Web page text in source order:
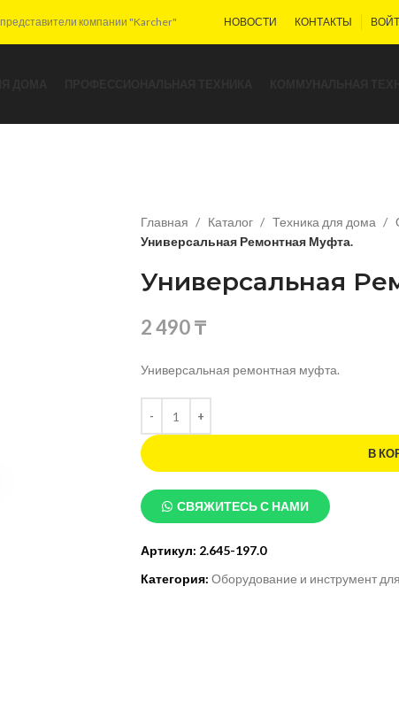
компании "Karcher" НОВОСТИ КОНТАКТЫ
Главная Каталог Техника для дома
Универсальная Ремонтная Муфта.
Универсальная
2 490₸
Универсальная ремонтная муфта.
В
СВЯЖИТЕСЬ С НАМИ
Артикул: 2.645-197.0
Категория: Оборудование и инструмент